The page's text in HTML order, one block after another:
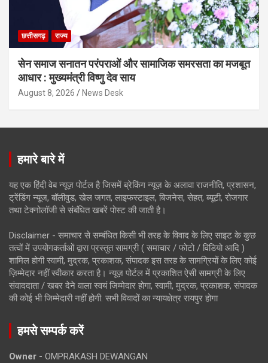
छत्तीसगढ़ राज्य
सेन समाज सनातन परंपराओं और सामाजिक समरसता का मजबूत
आधार : मुख्यमंत्री विष्णु देव साय
August 8, 2026 News Desk
हमारे बारे में
यह एक हिंदी वेब न्यूज़ पोर्टल है जिसमें ब्रेकिंग न्यूज़ के अलावा राजनीति, प्रशासन,
ट्रेंडिंग न्यूज, बॉलीवुड, खेल जगत, लाइफस्टाइल, बिजनेस, सेहत, ब्यूटी, रोजगार
तथा टेक्नोलॉजी से संबंधित खबरें पोस्ट की जाती है।
Disclaimer - समाचार से सम्बंधित किसी भी तरह के विवाद के लिए साइट के कुछ
तत्वों में उपयोगकर्ताओं द्वारा प्रस्तुत सामग्री ( समाचार / फोटो / विडियो आदि )
शामिल होगी स्वामी, मुद्रक, प्रकाशक, संपादक इस तरह के सामग्रियों के लिए कोई
ज़िम्मेदार नहीं स्वीकार करता है। न्यूज़ पोर्टल में प्रकाशित ऐसी सामग्री के लिए
संवाददाता / खबर देने वाला स्वयं जिम्मेदार होगा, स्वामी, मुद्रक, प्रकाशक, संपादक
की कोई भी जिम्मेदारी नहीं होगी. सभी विवादों का न्यायक्षेत्र रायपुर होगा
हमसे सम्पर्क करें
Owner - OMPRAKASH DEWANGAN